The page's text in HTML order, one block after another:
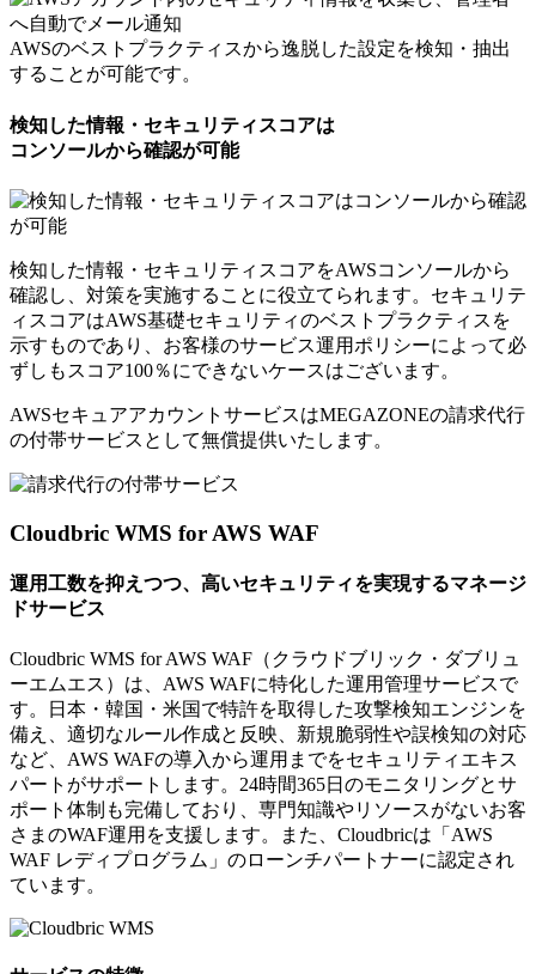
AWSのベストプラクティスから逸脱した設定を検知・抽出
することが可能です。
検知した情報・セキュリティスコアは
コンソールから確認が可能
検知した情報・セキュリティスコアをAWSコンソールから
確認し、対策を実施することに役立てられます。セキュリテ
ィスコアはAWS基礎セキュリティのベストプラクティスを
示すものであり、お客様のサービス運用ポリシーによって必
ずしもスコア100％にできないケースはございます。
AWSセキュアアカウントサービスはMEGAZONEの請求代行
の付帯サービスとして無償提供いたします。
Cloudbric WMS for AWS WAF
運用工数を抑えつつ、高いセキュリティを実現するマネージ
ドサービス
Cloudbric WMS for AWS WAF（クラウドブリック・ダブリュ
ーエムエス）は、AWS WAFに特化した運用管理サービスで
す。日本・韓国・米国で特許を取得した攻撃検知エンジンを
備え、適切なルール作成と反映、新規脆弱性や誤検知の対応
など、AWS WAFの導入から運用までをセキュリティエキス
パートがサポートします。24時間365日のモニタリングとサ
ポート体制も完備しており、専門知識やリソースがないお客
さまのWAF運用を支援します。また、Cloudbricは「AWS
WAF レディプログラム」のローンチパートナーに認定され
ています。